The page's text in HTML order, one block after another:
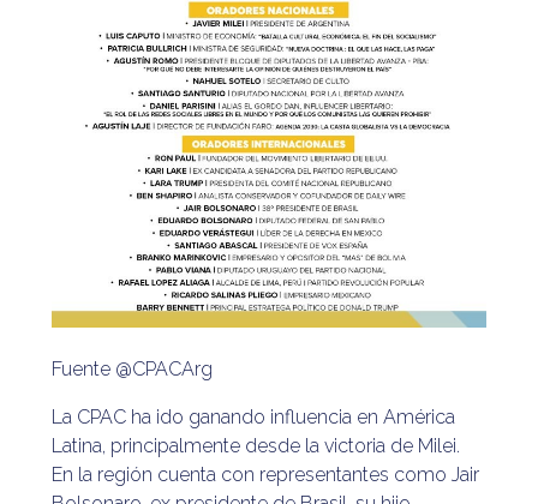
Fuente @CPACArg
La CPAC ha ido ganando influencia en América
Latina, principalmente desde la victoria de Milei.
En la región cuenta con representantes como Jair